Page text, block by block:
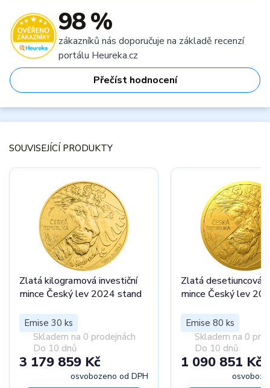
98 %
zákazníků nás doporučuje na základě recenzí
portálu Heureka.cz
Přečíst hodnocení
SOUVISEJÍCÍ PRODUKTY
Zlatá kilogramová investiční
mince Český lev 2024 stand
Emise 30 ks
Skladem na 0 prodejnách
Do 10 dnů
3 179 859 Kč
osvobozeno od DPH
Zlatá desetiuncová
mince Český lev
Emise 80 ks
Skladem na 0
Do 10 dnů
1 090 851 Kč